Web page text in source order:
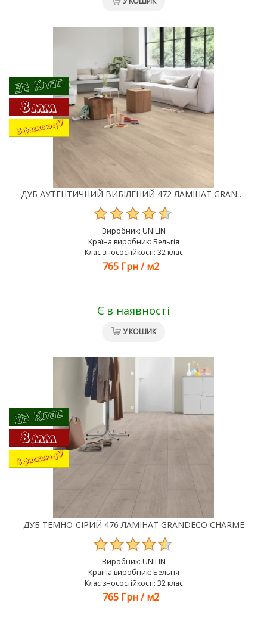
ДУБ АУТЕНТИЧНИЙ ВИБІЛЕНИЙ 472 ЛАМІНАТ GRANDECO CHARME
Виробник: UNILIN
Країна виробник: Бельгія
Клас зносостійкості: 32 клас
765 Грн /м2
Є в наявності
У КОШИК
ДУБ ТЕМНО-СІРИЙ 476 ЛАМІНАТ GRANDECO CHARME
Виробник: UNILIN
Країна виробник: Бельгія
Клас зносостійкості: 32 клас
765 Грн /м2